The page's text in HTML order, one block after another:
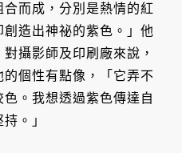
而成，分別是熱情的紅
造出神祕的紫色。」他
攝影師及印刷廠來說，
個性有點像，「它弄不
。我想透過紫色傳達自
。」